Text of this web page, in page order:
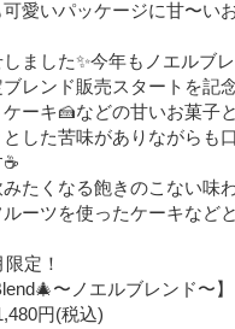
可愛いパッケージに甘〜い
ました✨今年もノエルブ
レンド販売スタートを記
ケーキ🍰などの甘いお菓子
とした苦味がありながらも
たくなる飽きのこない味
ーツを使ったケーキなど
定！
〜ノエルブレンド〜】
円(税込)